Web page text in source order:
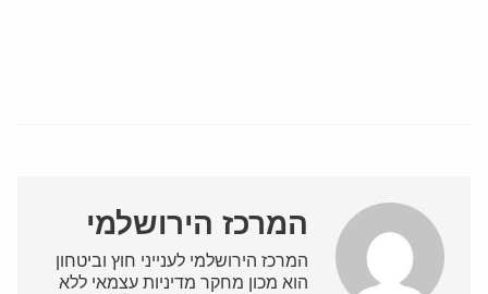
המרכז הירושלמי
המרכז הירושלמי לענייני חוץ וביטחון
הוא מכון מחקר מדיניות עצמאי ללא